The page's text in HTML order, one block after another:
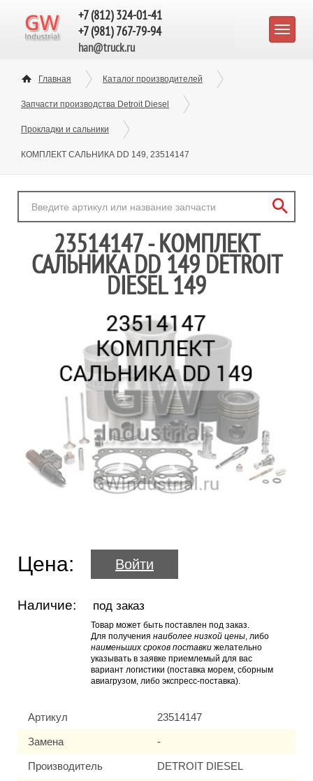
+7 (812) 324-01-41
+7 (981) 767-79-94
han@truck.ru
Главная Каталог производителей
Запчасти производства Detroit Diesel
Прокладки и сальники
КОМПЛЕКТ САЛЬНИКА DD 149, 23514147
23514147 - КОМПЛЕКТ
САЛЬНИКА DD 149 DETROIT
DIESEL 149
Цена: Войти
Наличие: под заказ
Товар может быть поставлен под заказ.
Для получения наиболее низкой цены, либо
наименьших сроков поставки желательно
указывать в заявке приемлемый для вас
вариант логистики (поставка морем, сборным
авиагрузом, либо экспресс-поставка).
Артикул 23514147
Замена -
Производитель DETROIT DIESEL